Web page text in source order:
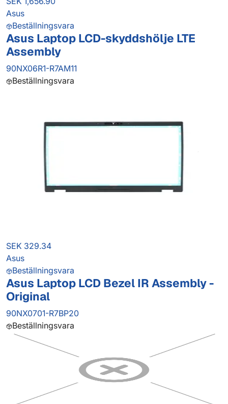
Asus
Beställningsvara
Asus Laptop LCD-skyddshölje LTE
Assembly
90NX06R1-R7AM11
Beställningsvara
SEK 329.34
Asus
Beställningsvara
Asus Laptop LCD Bezel IR Assembly -
Original
90NX0701-R7BP20
Beställningsvara